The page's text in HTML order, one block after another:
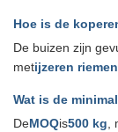
Hoe is de
De buizen zijn
metijzeren riemen
Wat is de
DeMOQis500 kg,